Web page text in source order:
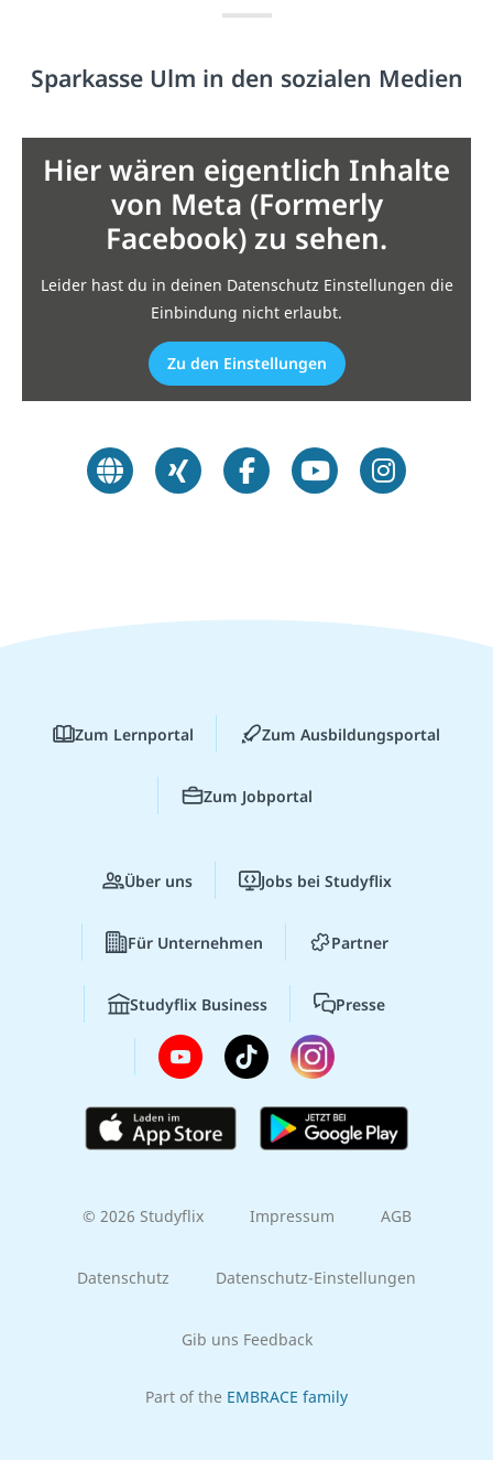
Sparkasse Ulm in den sozialen Medien
Hier wären eigentlich Inhalte
von Meta (Formerly
Facebook) zu sehen.
Leider hast du in deinen Datenschutz Einstellungen die
Einbindung nicht erlaubt.
Zu den Einstellungen
Zum Lernportal Zum Ausbildungsportal
Zum Jobportal
Über uns Jobs bei Studyflix
Für Unternehmen Partner
Studyflix Business Presse
© 2026 Studyflix Impressum AGB
Datenschutz Datenschutz-Einstellungen
Gib uns Feedback
Part of the EMBRACE family